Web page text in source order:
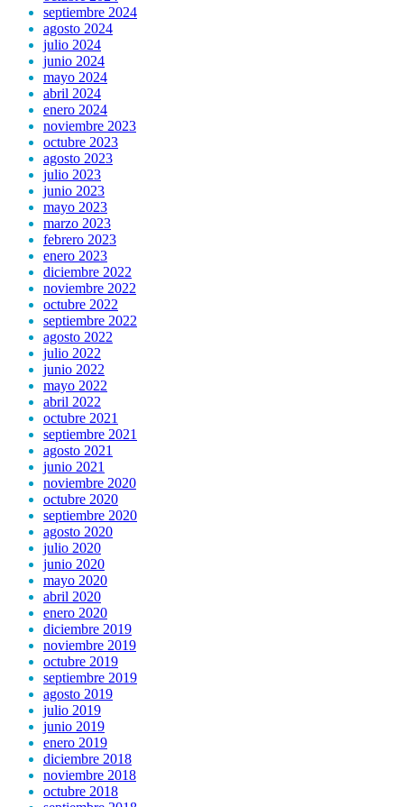
septiembre 2024
agosto 2024
julio 2024
junio 2024
mayo 2024
abril 2024
enero 2024
noviembre 2023
octubre 2023
agosto 2023
julio 2023
junio 2023
mayo 2023
marzo 2023
febrero 2023
enero 2023
diciembre 2022
noviembre 2022
octubre 2022
septiembre 2022
agosto 2022
julio 2022
junio 2022
mayo 2022
abril 2022
octubre 2021
septiembre 2021
agosto 2021
junio 2021
noviembre 2020
octubre 2020
septiembre 2020
agosto 2020
julio 2020
junio 2020
mayo 2020
abril 2020
enero 2020
diciembre 2019
noviembre 2019
octubre 2019
septiembre 2019
agosto 2019
julio 2019
junio 2019
enero 2019
diciembre 2018
noviembre 2018
octubre 2018